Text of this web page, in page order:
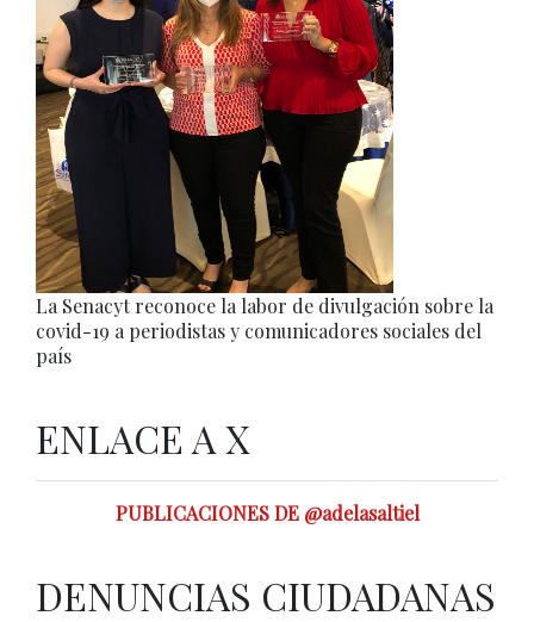
La Senacyt reconoce la labor de divulgación sobre la
covid-19 a periodistas y comunicadores sociales del
país
ENLACE A X
PUBLICACIONES DE @adelasaltiel
DENUNCIAS CIUDADANAS